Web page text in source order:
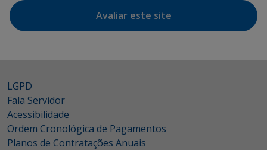
Avaliar este site
LGPD
Fala Servidor
Acessibilidade
Ordem Cronológica de Pagamentos
Planos de Contratações Anuais